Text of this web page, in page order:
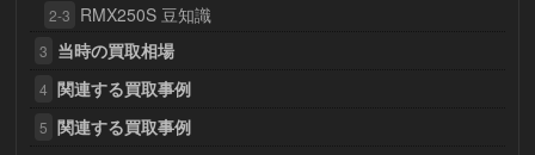
2-3 RMX250S 豆知識
3 当時の買取相場
4 関連する買取事例
5 関連する買取事例